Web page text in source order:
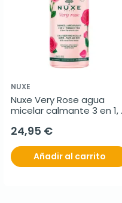
NUXE
Nuxe Very Rose agua
micelar calmante 3 en 1,
24,95 €
Añadir al carrito